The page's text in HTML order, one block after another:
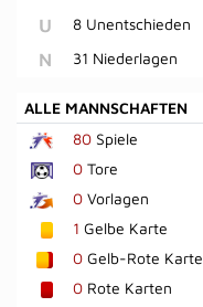
U 8 Unentschieden
N 31 Niederlagen
ALLE MANNSCHAFTEN
80 Spiele
0 Tore
0 Vorlagen
1 Gelbe Karte
0 Gelb-Rote
0 Rote Karten